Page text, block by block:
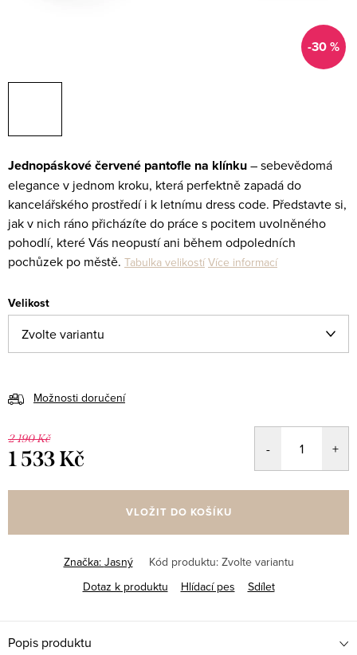
-30 %
Jednopáskové červené pantofle na klínku– sebevědomá
elegance v jednom kroku, která perfektně zapadá do
kancelářského prostředí i k letnímu dress code. Představte si,
jak v nich ráno přicházíte do práce s pocitem uvolněného
pohodlí, které Vás neopustí ani během odpoledních
pochůzek po městě. Tabulka velikostí Více informací
Velikost
Možnosti doručení
2 190 Kč
1 533 Kč
cena:
VLOŽIT DO KOŠÍKU
Značka: Jasný Kód produktu: Zvolte variantu
Dotaz k produktu
Hlídací pes Sdílet
Popis produktu